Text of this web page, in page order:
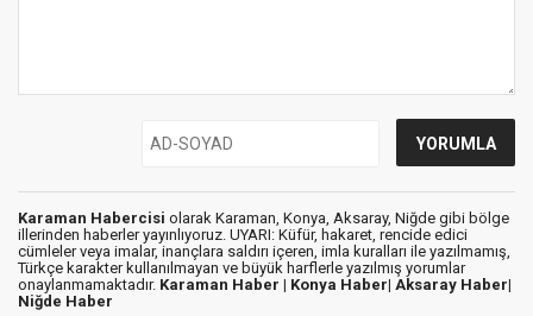
Karaman Habercisi olarak Karaman, Konya, Aksaray, Niğde gibi bölge
illerinden haberler yayınlıyoruz. UYARI: Küfür, hakaret, rencide edici
cümleler veya imalar, inançlara saldırı içeren, imla kuralları ile yazılmamış,
Türkçe karakter kullanılmayan ve büyük harflerle yazılmış yorumlar
onaylanmamaktadır. Karaman Haber | Konya Haber| Aksaray Haber|
Niğde Haber